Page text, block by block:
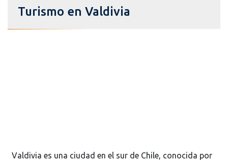
Turismo en Valdivia
Valdivia es una ciudad en el sur de Chile, conocida por